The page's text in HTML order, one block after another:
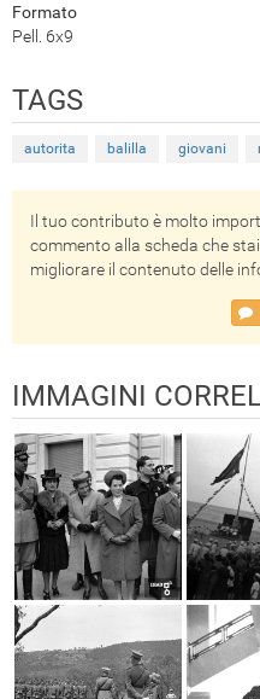
Formato
Pell. 6x9
TAGS
autorita balilla giovani
Il tuo contributo è molto
commento alla scheda che
migliorare il contenuto delle
IMMAGINI